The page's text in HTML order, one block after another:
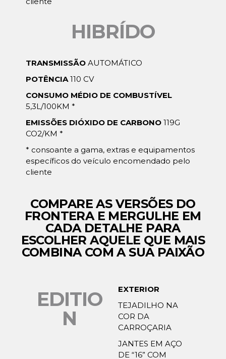
HIBRÍDO
TRANSMISSÃO AUTOMÁTICO
POTÊNCIA110 CV
CONSUMO MÉDIO DE COMBUSTÍVEL
5,3L/100KM *
EMISSÕES DIÓXIDO DE CARBONO 119G
CO2/KM *
* consoante a gama, extras e equipamentos
específicos do veículo encomendado pelo
cliente
COMPARE AS VERSÕES DO
FRONTERA E MERGULHE EM
CADA DETALHE PARA
ESCOLHER AQUELE QUE MAIS
COMBINA COM A SUA PAIXÃO
EDITIO
N
EXTERIOR
TEJADILHO NA
COR DA
CARROÇARIA
JANTES EM AÇO
DE “16” COM